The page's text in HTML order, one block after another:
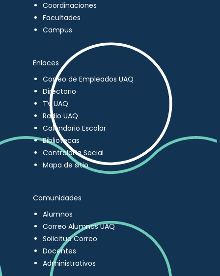
Coordinaciones
Facultades
Campus
Enlaces
Correo de Empleados UAQ
Directorio
TV UAQ
Radio UAQ
Calendario Escolar
Bibliotecas
Contraloría Social
Mapa de sitio
Comunidades
Alumnos
Correo Alumnos UAQ
Solicitud Correo
Docentes
Administrativos